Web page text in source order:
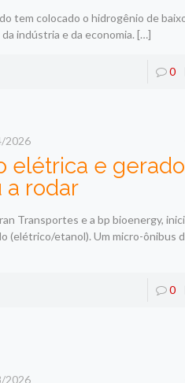
tem colocado o hidrogênio de
indústria e da economia. […]
0
2026
elétrica e
a rodar
Transportes e a bp bioenergy,
(elétrico/etanol). Um micro-ônibus
0
2026